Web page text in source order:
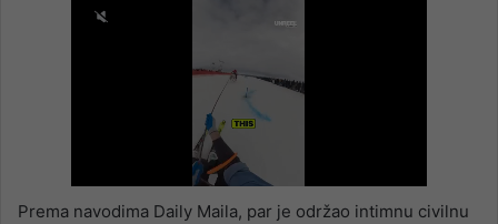
Prema navodima Daily Maila, par je održao intimnu civilnu